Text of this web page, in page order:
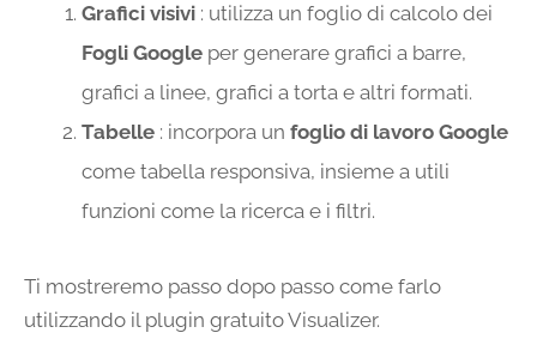
Grafici visivi : utilizza un foglio di calcolo dei
Fogli Google per generare grafici a barre,
grafici a linee, grafici a torta e altri formati.
Tabelle : incorpora un foglio di lavoro Google
come tabella responsiva, insieme a utili
funzioni come la ricerca e i filtri.
Ti mostreremo passo dopo passo come farlo
utilizzando il plugin gratuito Visualizer.